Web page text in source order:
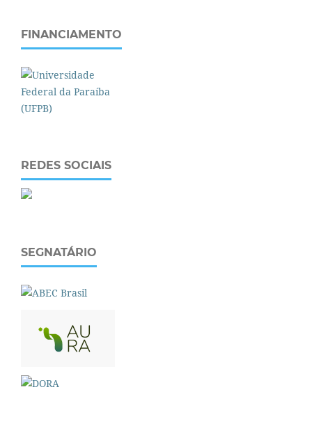
FINANCIAMENTO
REDES SOCIAIS
SEGNATÁRIO